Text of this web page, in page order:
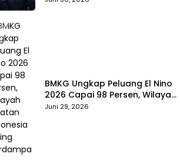
BMKG Ungkap Peluang El Nino
2026 Capai 98 Persen, Wilayah
Selatan Indonesia Paling
Juni 29, 2026